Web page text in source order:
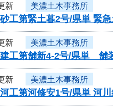
新 美濃土木事務所
砂工第緊土暮2号/県単
新 美濃土木事務所
建工第舗新4-2号/県単 舗
新 美濃土木事務所
河工第河修安1号/県単